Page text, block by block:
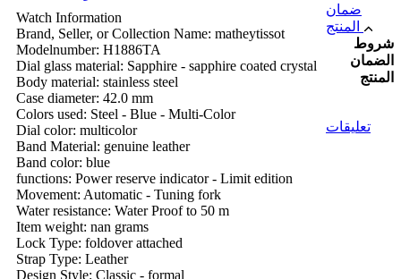
Watch Information
Brand, Seller, or Collection Name: matheytissot
Modelnumber: H1886TA
Dial glass material: Sapphire - sapphire coated crystal
Body material: stainless steel
Case diameter: 42.0 mm
Colors used: Steel - Blue - Multi-Color
Dial color: multicolor
Band Material: genuine leather
Band color: blue
functions: Power reserve indicator - Limit edition
Movement: Automatic - Tuning fork
Water resistance: Water Proof to 50 m
Item weight: nan grams
Lock Type: foldover attached
Strap Type: Leather
Design Style: Classic - formal
ضمان
شروط
الضمان
المنتج
تعليقات